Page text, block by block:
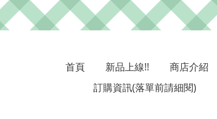
首頁 新品上線!! 商店介紹
訂購資訊(落單前請細閱)